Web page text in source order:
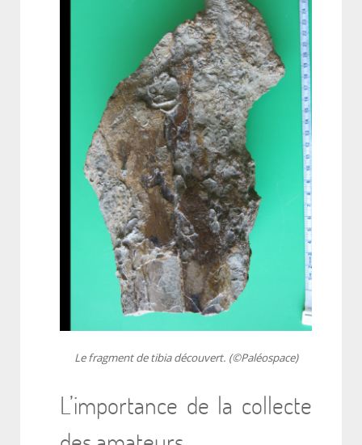
Le fragment de tibia découvert. (©Paléospace)
L’importance de la collecte